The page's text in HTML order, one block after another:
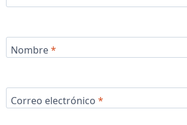
Nombre*
Correo electrónico *